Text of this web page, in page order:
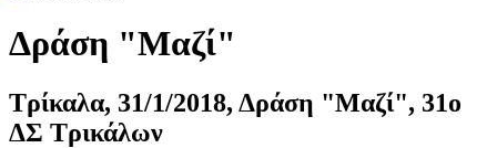
Δράση "Μαζί"
Τρίκαλα, 31/1/2018, Δράση "Μαζί", 31ο
ΔΣ Τρικάλων